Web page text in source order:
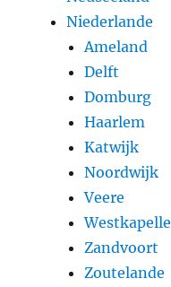
Niederlande
Ameland
Delft
Domburg
Haarlem
Katwijk
Noordwijk
Veere
Westkapelle
Zandvoort
Zoutelande